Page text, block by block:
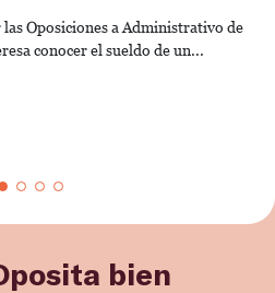
Oposiciones a Administrativo de
conocer el sueldo de un...
bien